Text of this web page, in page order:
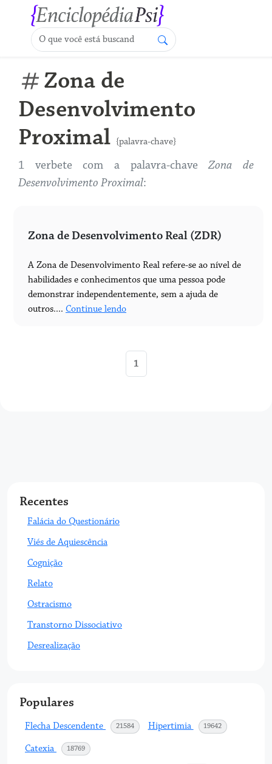
Zona de
Desenvolvimento
Proximal {palavra-chave}
1 verbete com a palavra-chaveZona de
Desenvolvimento Proximal:
Zona de Desenvolvimento Real (ZDR)
A Zona de Desenvolvimento Real refere-se ao nível de
habilidades e conhecimentos que uma pessoa pode
demonstrar independentemente, sem a ajuda de
outros.... Continue lendo
1
Recentes
Falácia do Questionário
Viés de Aquiescência
Cognição
Relato
Ostracismo
Transtorno Dissociativo
Desrealização
Populares
Flecha Descendente 21584acessosHipertimia 19642acessos
Catexia 18769acessos